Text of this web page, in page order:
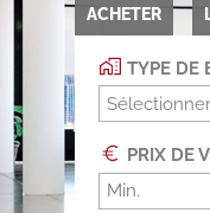
ACHETER
TYPE DE
Sélectionner
PRIX DE